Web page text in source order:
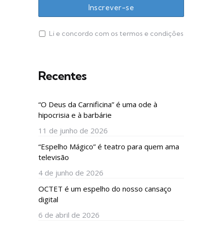
Li e concordo com os termos e condições
Recentes
“O Deus da Carnificina” é uma ode à
hipocrisia e à barbárie
11 de junho de 2026
“Espelho Mágico” é teatro para quem ama
televisão
4 de junho de 2026
OCTET é um espelho do nosso cansaço
digital
6 de abril de 2026